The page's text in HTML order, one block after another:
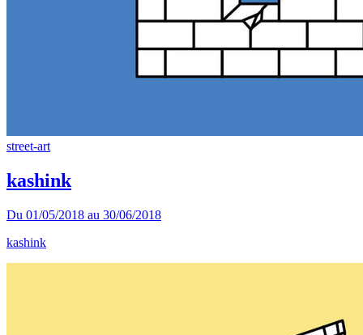
street-art
kashink
Du 01/05/2018 au 30/06/2018
kashink